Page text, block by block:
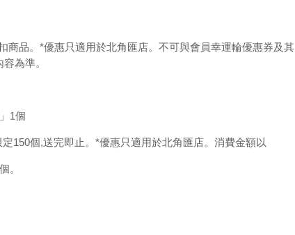
商品。*優惠只適用於北角匯店。不可與會員幸運輪優惠券及其
為準。
1個
150個,送完即止。*優惠只適用於北角匯店。消費金額以
。